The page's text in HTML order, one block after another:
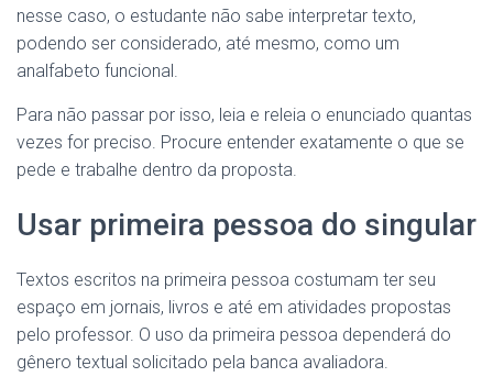
nesse caso, o estudante não sabe interpretar texto,
podendo ser considerado, até mesmo, como um
analfabeto funcional.
Para não passar por isso, leia e releia o enunciado quantas
vezes for preciso. Procure entender exatamente o que se
pede e trabalhe dentro da proposta.
Usar primeira pessoa do singular
Textos escritos na primeira pessoa costumam ter seu
espaço em jornais, livros e até em atividades propostas
pelo professor. O uso da primeira pessoa dependerá do
gênero textual solicitado pela banca avaliadora.